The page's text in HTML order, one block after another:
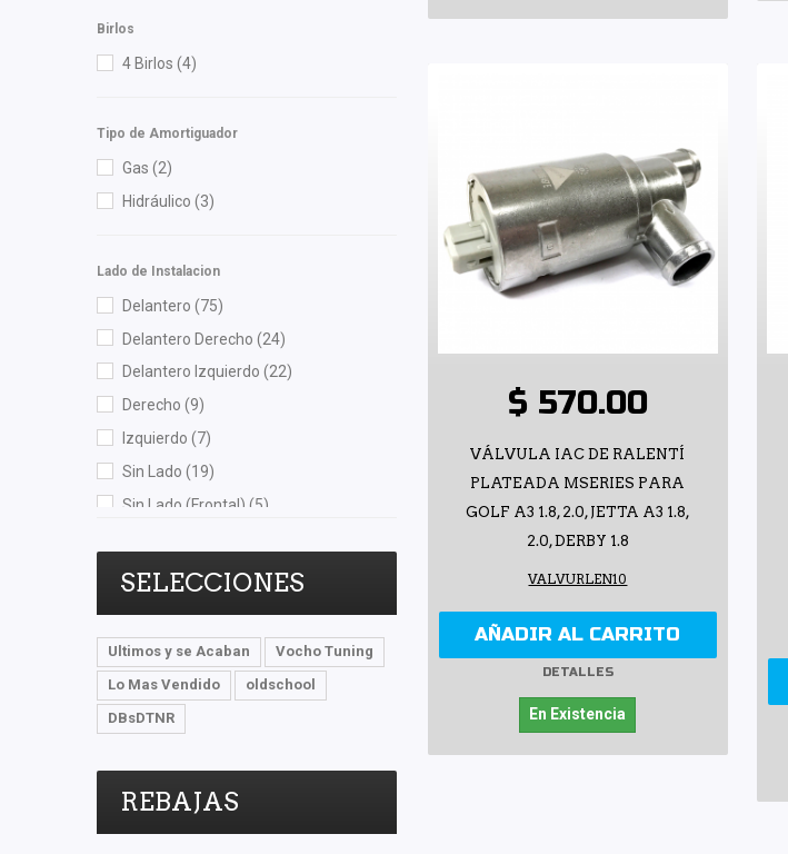
Hella(3)
HUSHAN(3)
Ingel(2)
Ingenieria en Plasticos Cortes
ISAKA(6)
KEM(3)
Luk(2)
Lusac(2)
M Series(10)
Mag Marelli(1)
Mann Filter(1)
Master Cut(1)
Miller (1)
MOOG(1)
Moresa(2)
MOTORFIL(2)
NGK(4)
NSB(4)
NTN (1)
OEP(17)
Birlos
4 Birlos (4)
Tipo de Amortiguador
Gas (2)
Hidráulico (3)
Lado de Instalacion
Delantero (75)
Delantero Derecho (24)
Delantero Izquierdo (22)
Derecho (9)
Izquierdo (7)
Sin Lado (19)
Sin Lado (Frontal) (5)
Trasero Derecho(4)
SELECCIONES
Ultimos y se Acaban
Vocho Tuning
Lo Mas Vendido
oldschool
DBsDTNR
REBAJAS
$ 570.00
VÁLVULA IAC DE RALENTÍ
PLATEADA MSERIES PARA
GOLF A3 1.8, 2.0, JETTA A3 1.8,
2.0, DERBY 1.8
VALVURLEN10
AÑADIR AL CARRITO
DETALLES
En Existencia